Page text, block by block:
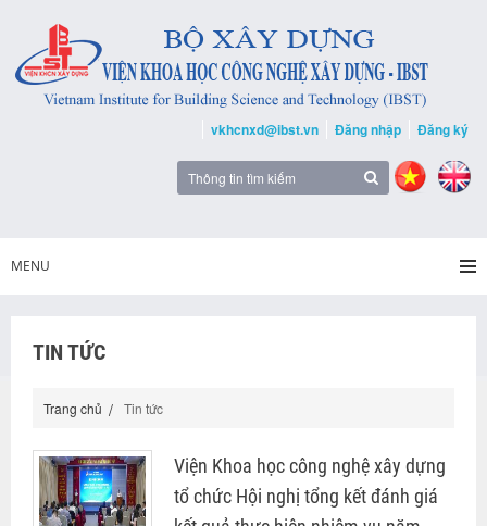
vkhcnxd@ibst.vn Đăng nhập Đăng ký
MENU
TIN TỨC
Trang chủ Tin tức
Viện Khoa học công nghệ xây dựng
tổ chức Hội nghị tổng kết đánh giá